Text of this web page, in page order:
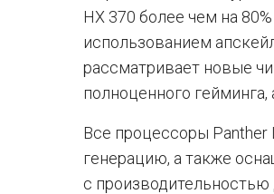
HX 370 более чем на
использованием
рассматривает новые
полноценного гейминга,
Все процессоры
генерацию, а также
с производительностью